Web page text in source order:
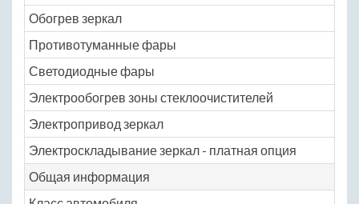
Обогрев зеркал
Противотуманные фары
Светодиодные фары
Электрообогрев зоны стеклоочистителей
Электропривод зеркал
Электроскладывание зеркал - платная опция
Общая информация